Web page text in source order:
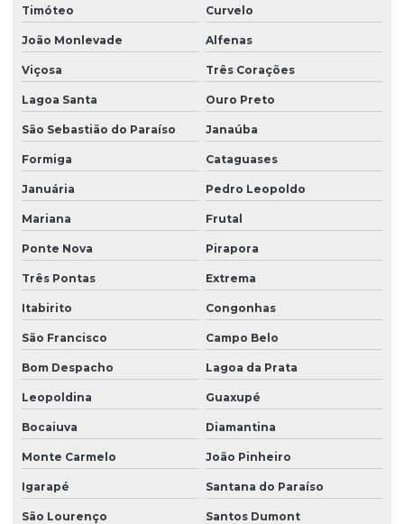
Purificador para água dura
Purificador de água para ferro e manganês
Purificador de água para nitrato e nitrito
Purificador para remover ferro
Refil filtro de cálcio
Refil filtro de metais
Sistema de filtragem para poço artesiano
Sistema de filtragem para poço preço
Sistema de osmose reversa para hospitais
Sistema de osmose reversa industrial
Sistema de osmose reversa para residências
Sistema de purificação para indústria farmacêutica
Sistema de remoção de cálcio e manganês
Sistema de tratamento de agua de poço
Timóteo Curvelo
João Monlevade Alfenas
Viçosa Três Corações
Lagoa Santa Ouro Preto
São Sebastião do Paraíso Janaúba
Formiga Cataguases
Januária Pedro Leopoldo
Mariana Frutal
Ponte Nova Pirapora
Três Pontas Extrema
Itabirito Congonhas
São Francisco Campo Belo
Bom Despacho Lagoa da Prata
Leopoldina Guaxupé
Bocaiuva Diamantina
Monte Carmelo João Pinheiro
Igarapé Santana do Paraíso
São Lourenço Santos Dumont